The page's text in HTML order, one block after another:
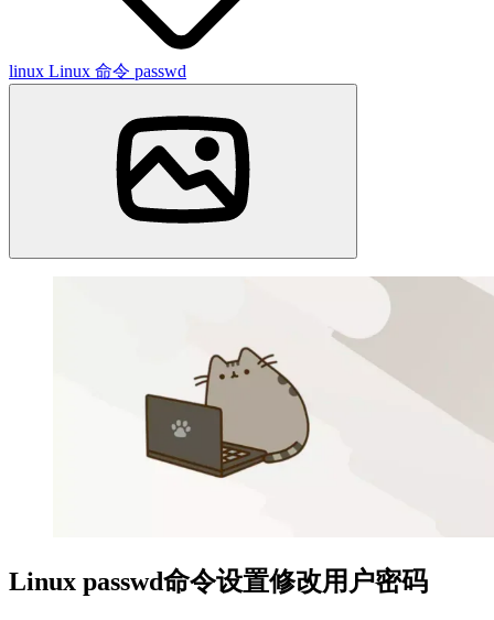
linux Linux 命令 passwd
Linux passwd命令设置修改用户密码